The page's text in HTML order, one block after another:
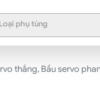
Loại phụ tùng
thắng, Bầu servo